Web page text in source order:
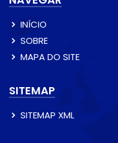
INÍCIO
SOBRE
MAPA DO SITE
SITEMAP
SITEMAP XML